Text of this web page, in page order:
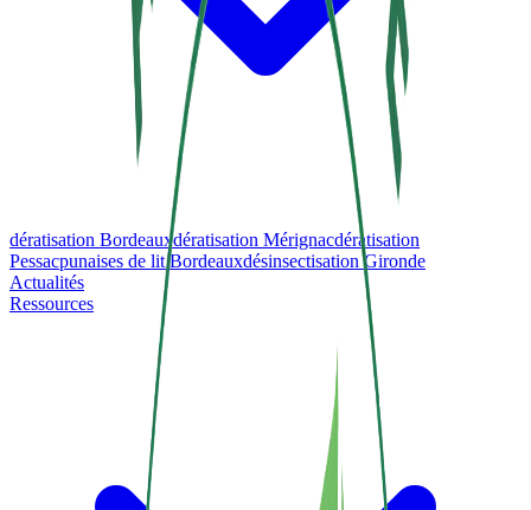
dératisation Bordeauxdératisation Mérignacdératisation
Pessacpunaises de lit Bordeauxdésinsectisation Gironde
Actualités
Ressources